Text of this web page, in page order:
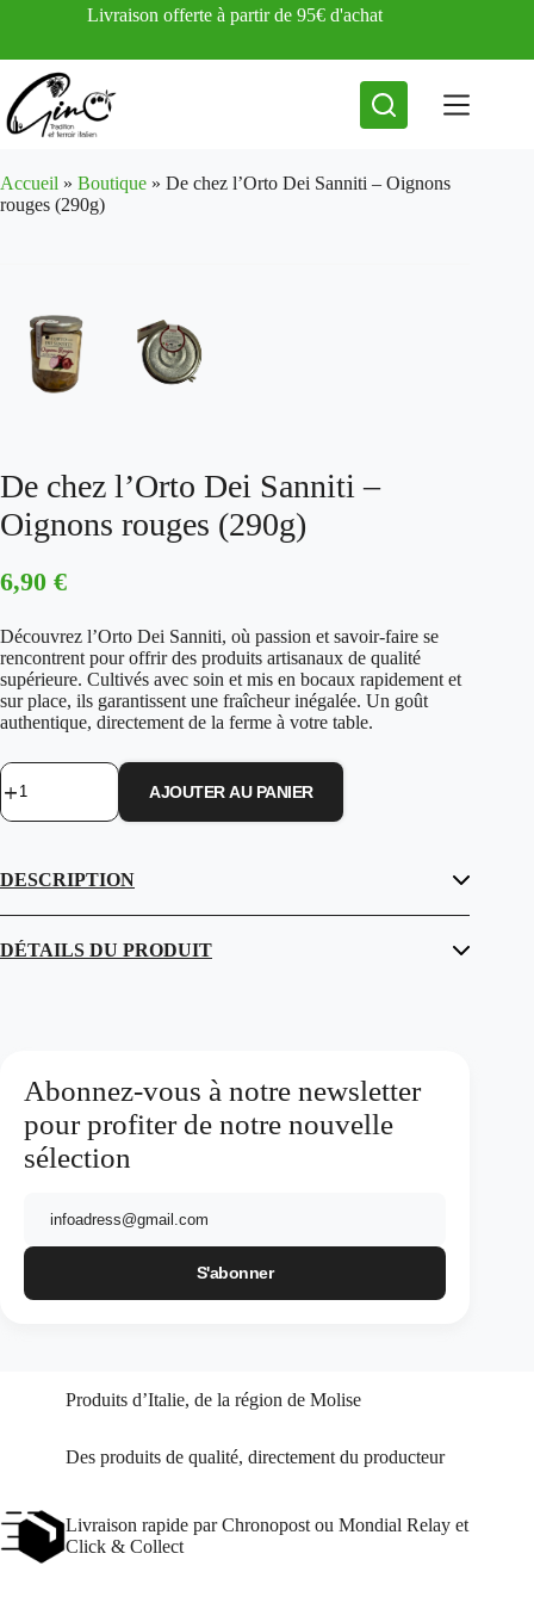
Livraison offerte à partir de 95€ d'achat
Accueil » Boutique » De chez l’Orto Dei Sanniti – Oignons
rouges (290g)
De chez l’Orto Dei Sanniti –
Oignons rouges (290g)
6,90 €
Découvrez l’Orto Dei Sanniti, où passion et savoir-faire se
rencontrent pour offrir des produits artisanaux de qualité
supérieure. Cultivés avec soin et mis en bocaux rapidement et
sur place, ils garantissent une fraîcheur inégalée. Un goût
authentique, directement de la ferme à votre table.
quantité
de
l'Orto
Sanniti
-
Oignons
AJOUTER AU PANIER
DESCRIPTION
DÉTAILS DU PRODUIT
Abonnez-vous à notre newsletter
pour profiter de notre nouvelle
sélection
mail
Produits d’Italie, de la région de Molise
Des produits de qualité, directement du producteur
Livraison rapide par Chronopost ou Mondial Relay et
Click & Collect